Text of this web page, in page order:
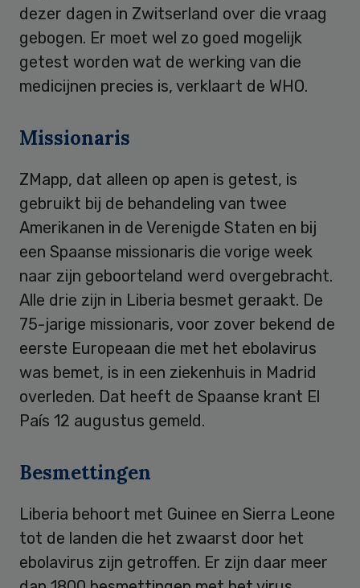
dezer dagen in Zwitserland over die vraag
gebogen. Er moet wel zo goed mogelijk
getest worden wat de werking van die
medicijnen precies is, verklaart de WHO.
Missionaris
ZMapp, dat alleen op apen is getest, is
gebruikt bij de behandeling van twee
Amerikanen in de Verenigde Staten en bij
een Spaanse missionaris die vorige week
naar zijn geboorteland werd overgebracht.
Alle drie zijn in Liberia besmet geraakt. De
75-jarige missionaris, voor zover bekend de
eerste Europeaan die met het ebolavirus
was bemet, is in een ziekenhuis in Madrid
overleden. Dat heeft de Spaanse krant El
País 12 augustus gemeld.
Besmettingen
Liberia behoort met Guinee en Sierra Leone
tot de landen die het zwaarst door het
ebolavirus zijn getroffen. Er zijn daar meer